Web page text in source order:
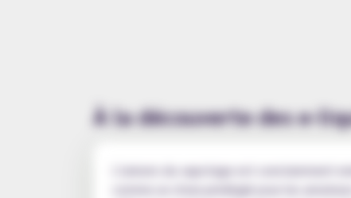
À la découverte des e-
L'univers du vapotage est constamment
comme un choix privilégié pour les